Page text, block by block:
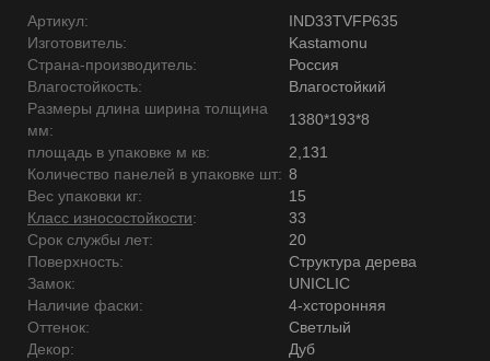
Артикул:
IND33TVFP635
Изготовитель:
Kastamonu
Страна-производитель:
Россия
Влагостойкость:
Влагостойкий
Размеры длина ширина толщина
мм:
1380*193*8
площадь в упаковке м кв:
2,131
Количество панелей в упаковке шт: 8
Вес упаковки кг:
15
Класс износостойкости:
33
Срок службы лет:
20
Поверхность:
Структура дерева
Замок:
UNICLIC
Наличие фаски:
4-хсторонняя
Оттенок:
Светлый
Декор:
Дуб